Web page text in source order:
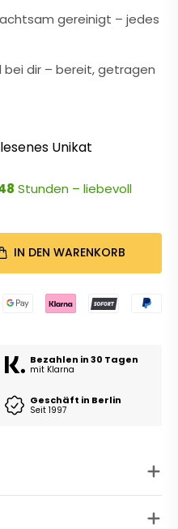
gereinigt – jedes
bei dir – bereit, getragen
Unikat
Stunden – liebevoll
IN DEN WARENKORB
Bezahlen in 30 Tagen
mit Klarna
Geschäft in Berlin
Seit 1997